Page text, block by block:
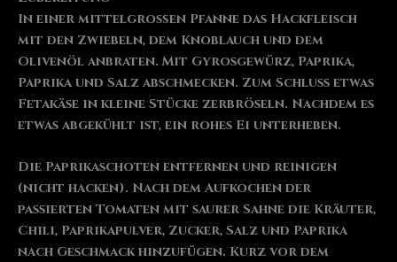
In einer mittelgroßen Pfanne das Hackfleisch
mit den Zwiebeln, dem Knoblauch und dem
Olivenöl anbraten. Mit Gyrosgewürz, Paprika,
Paprika und Salz abschmecken. Zum Schluss etwas
Fetakäse in kleine Stücke zerbröseln. Nachdem es
etwas abgekühlt ist, ein rohes Ei unterheben.
Die Paprikaschoten entfernen und reinigen
(nicht hacken). Nach dem Aufkochen der
passierten Tomaten mit saurer Sahne die Kräuter,
Chili, Paprikapulver, Zucker, Salz und Paprika
nach Geschmack hinzufügen. Kurz vor dem